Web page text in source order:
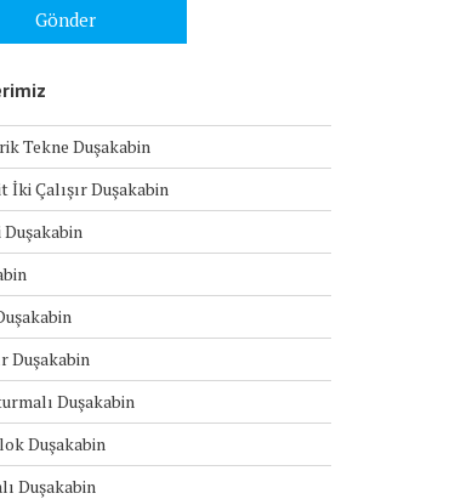
Tekne Duşakabin
İki Çalışır Duşakabin
Duşakabin
Duşakabin
Duşakabin
Duşakabin